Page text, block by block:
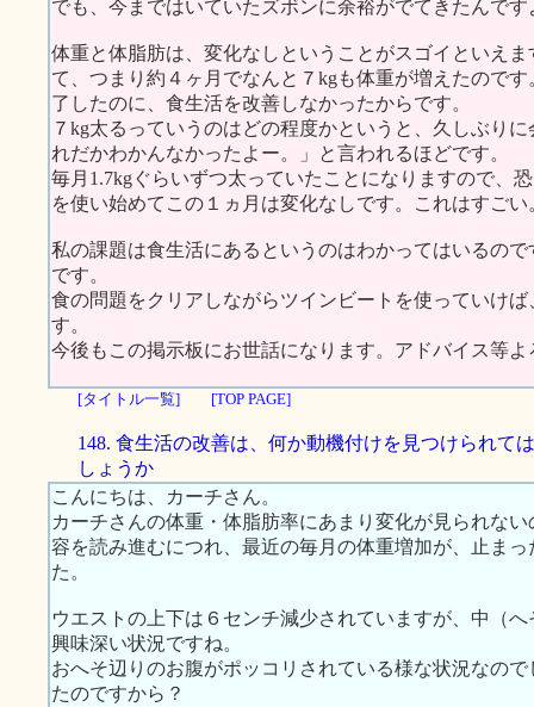
でも、今まではいていたズボンに余裕がでてきたんです
体重と体脂肪は、変化なしということがスゴイといえ
て、つまり約４ヶ月でなんと７kgも体重が増えたので
了したのに、食生活を改善しなかったからです。
７kg太るっていうのはどの程度かというと、久しぶり
れだかわかんなかったよー。」と言われるほどです。
毎月1.7kgぐらいずつ太っていたことになりますので、
を使い始めてこの１ヵ月は変化なしです。これはすごい
私の課題は食生活にあるというのはわかってはいるの
です。
食の問題をクリアしながらツインビートを使っていけ
す。
今後もこの掲示板にお世話になります。アドバイス等
[タイトル一覧] [TOP PAGE]
148. 食生活の改善は、何か動機付けを見つけられて
しょうか
こんにちは、カーチさん。
カーチさんの体重・体脂肪率にあまり変化が見られな
容を読み進むにつれ、最近の毎月の体重増加が、止ま
た。
ウエストの上下は６センチ減少されていますが、中（
興味深い状況ですね。
おへそ辺りのお腹がポッコリされている様な状況なの
たのですから？